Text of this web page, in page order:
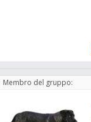
Membro del gruppo: